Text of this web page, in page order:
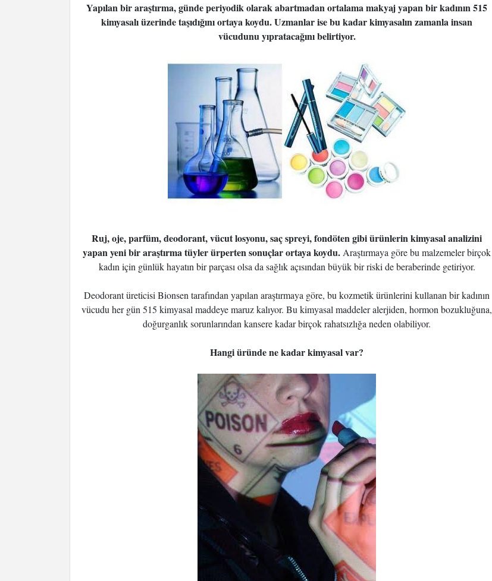
Yapılan bir araştırma, günde periyodik olarak abartmadan ortalama makyaj yapan bir kadının 515
kimyasalı üzerinde taşıdığını ortaya koydu. Uzmanlar ise bu kadar kimyasalın zamanla insan
vücudunu yıpratacağını belirtiyor.
Ruj, oje, parfüm, deodorant, vücut losyonu, saç spreyi, fondöten gibi ürünlerin kimyasal analizini
yapan yeni bir araştırma tüyler ürperten sonuçlar ortaya koydu. Araştırmaya göre bu malzemeler birçok
kadın için günlük hayatın bir parçası olsa da sağlık açısından büyük bir riski de beraberinde getiriyor.
Deodorant üreticisi Bionsen tarafından yapılan araştırmaya göre, bu kozmetik ürünlerini kullanan bir kadının
vücudu her gün 515 kimyasal maddeye maruz kalıyor. Bu kimyasal maddeler alerjiden, hormon bozukluğuna,
doğurganlık sorunlarından kansere kadar birçok rahatsızlığa neden olabiliyor.
Hangi üründe ne kadar kimyasal var?